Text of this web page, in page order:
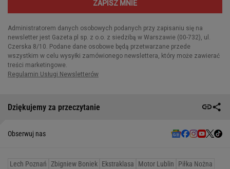
Dziękujemy za przeczytanie
Obserwuj nas
Lech Poznań Zbigniew Boniek Ekstraklasa Motor Lublin Piłka Nożna